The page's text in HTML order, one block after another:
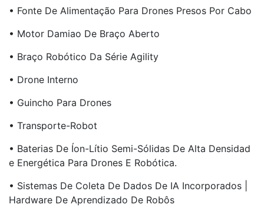
• Fonte De Alimentação Para Drones Presos Por Cabo
• Motor Damiao De Braço Aberto
• Braço Robótico Da Série Agility
• Drone Interno
• Guincho Para Drones
• Transporte-Robot
• Baterias De Íon-Lítio Semi-Sólidas De Alta Densidad
E Energética Para Drones E Robótica.
• Sistemas De Coleta De Dados De IA Incorporados |
Hardware De Aprendizado De Robôs